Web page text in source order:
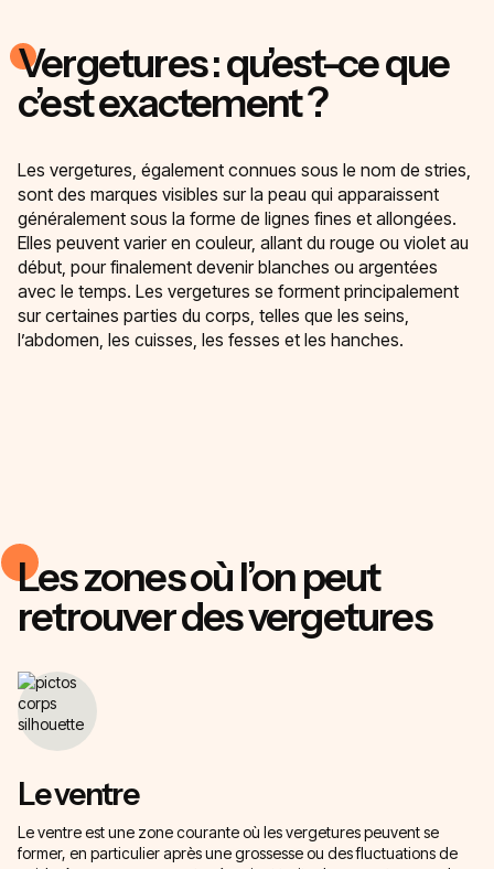
Vergetures : qu’est-ce que
c’est exactement ?
Les vergetures, également connues sous le nom de stries,
sont des marques visibles sur la peau qui apparaissent
généralement sous la forme de lignes fines et allongées.
Elles peuvent varier en couleur, allant du rouge ou violet au
début, pour finalement devenir blanches ou argentées
avec le temps. Les vergetures se forment principalement
sur certaines parties du corps, telles que les seins,
l’abdomen, les cuisses, les fesses et les hanches.
Les zones où l’on peut
retrouver des vergetures
Le ventre
Le ventre est une zone courante où les vergetures peuvent se
former, en particulier après une grossesse ou des fluctuations de